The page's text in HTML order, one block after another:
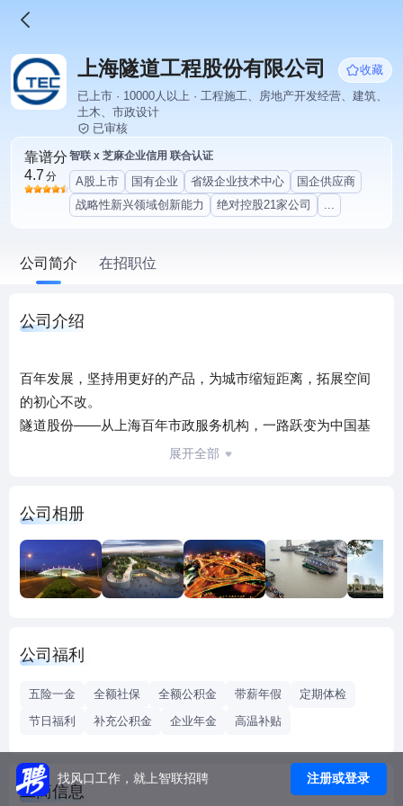
上海隧道工程股份有限公司
收藏
已上市 · 10000人以上 · 工程施工、房地产开发经营、建筑、
土木、市政设计
已审核
靠谱分
4.7 分
智联 x 芝麻企业信用 联合认证
A股上市 国有企业 省级企业技术中心
国企供应商
战略性新兴领域创新能力
绝对控股21家公司 ...
公司简介 在招职位
公司介绍
百年发展，坚持用更好的产品，为城市缩短距离，拓展空间
的初心不改。
隧道股份——从上海百年市政服务机构，一路跃变为中国基
建板块首家上市公司……始终领跑行业，创建标准的隧道股
富建设管理经验与国内最齐全的产业链资源和核心技术，全
力为更多城市提供最具创造力的基础设施规划咨询、设计、
投资、建造、运营“全生命周期服务”。
在隧道股份，我们拥有超过1000名领军人才、享受国务院特
运营管理视野，隧道股份始终保持领先行业3-5年的技术优
才、设备和合作伙伴，为各地客户提供最具竞争力的个性化
基础设施解决方案；国内领先的智能化工程信息管理平台、
项目品质控制系统和远程专家管理系统，正为新加坡、印
度、港澳、马来西亚、安哥拉等15个国家和地区的城市基础
展开全部
公司相册
公司福利
五险一金 全额社保 全额公积金 带薪年假
定期体检
节日福利
补充公积金 企业年金 高温补贴
工商信息
找风口工作，就上智联招聘 注册或登录